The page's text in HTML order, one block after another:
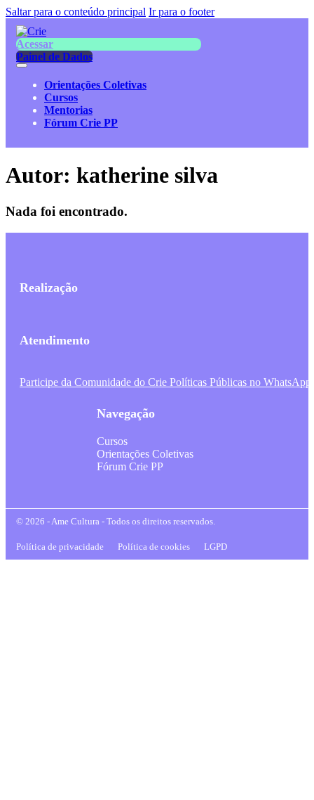
Saltar para o conteúdo principal Ir para o footer
Acessar
Painel de Dados
Orientações Coletivas
Cursos
Mentorias
Fórum Crie PP
Autor: katherine silva
Nada foi encontrado.
Realização
Atendimento
Participe da Comunidade do Crie Políticas Públicas no WhatsApp
Navegação
Cursos
Orientações Coletivas
Fórum Crie PP
© 2026 - Ame Cultura - Todos os direitos reservados.
Política de privacidade Política de cookies LGPD